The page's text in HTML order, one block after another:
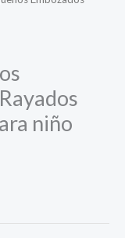
niño